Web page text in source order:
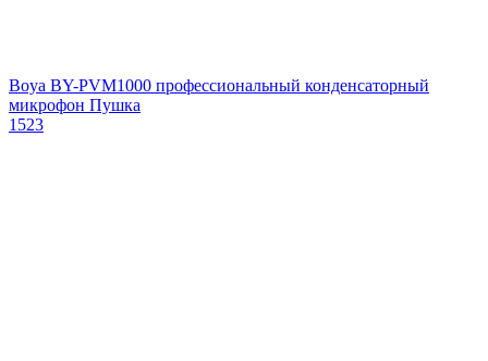
Boya BY-PVM1000 профессиональный конденсаторный
микрофон Пушка
1523